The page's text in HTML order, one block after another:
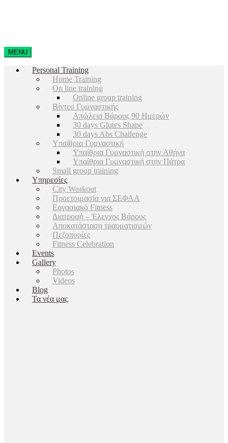
MENU
Personal Training
Home Training
On line training
Online group training
Βίντεο Γυμναστικής
Απώλεια Βάρους 90 Ημερών
30 days Glutes Shape
30 days Abs Challenge
Υπαίθρια Γυμναστική
Υπαίθρια Γυμναστική στην Αθήνα
Υπαίθρια Γυμναστική στην Πάτρα
Small group training
Υπηρεσίες
City Workout
Προετοιμασία για ΣΕΦΑΑ
Εργασιακό Fitness
Διατροφή – Έλεγχος Βάρους
Αποκατάσταση τραυματισμών
Πεζοπορίες
Fitness Celebration
Events
Gallery
Photos
Videos
Blog
Τα νέα μας